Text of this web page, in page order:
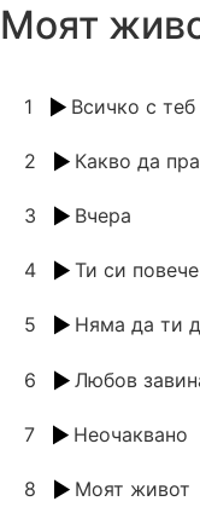
Моят
1 Всичко с
2 Какво да
3 Вчера
4 Ти си
5 Няма да ти
6 Любов
7 Неочаквано
8 Моят живот